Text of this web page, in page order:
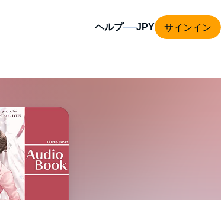
ヘルプ サインイン